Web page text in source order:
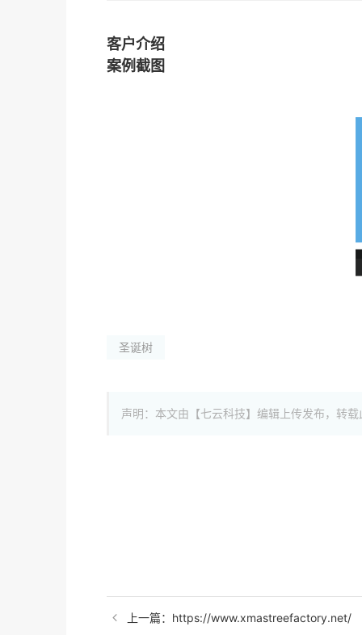
客户介绍
案例截图
圣诞树
声明：本文由【七云科技】编辑上传发布，转
上一篇：https://www.xmastreefactory.net/